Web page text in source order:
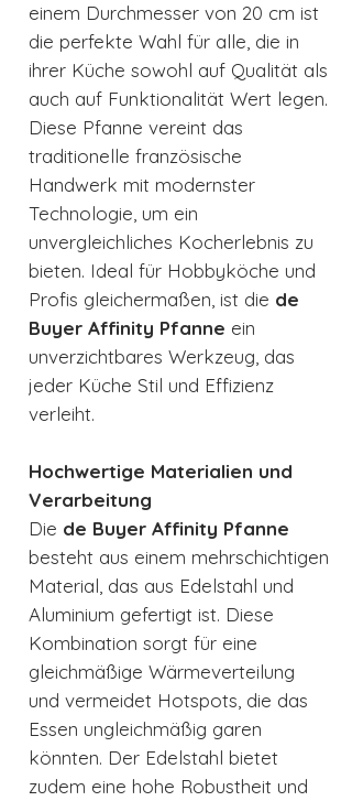
einem Durchmesser von 20 cm ist
die perfekte Wahl für alle, die in
ihrer Küche sowohl auf Qualität als
auch auf Funktionalität Wert legen.
Diese Pfanne vereint das
traditionelle französische
Handwerk mit modernster
Technologie, um ein
unvergleichliches Kocherlebnis zu
bieten. Ideal für Hobbyköche und
Profis gleichermaßen, ist die de
Buyer Affinity Pfanne ein
unverzichtbares Werkzeug, das
jeder Küche Stil und Effizienz
verleiht.
Hochwertige Materialien und
Verarbeitung
Die de Buyer Affinity Pfanne
besteht aus einem mehrschichtigen
Material, das aus Edelstahl und
Aluminium gefertigt ist. Diese
Kombination sorgt für eine
gleichmäßige Wärmeverteilung
und vermeidet Hotspots, die das
Essen ungleichmäßig garen
könnten. Der Edelstahl bietet
zudem eine hohe Robustheit und